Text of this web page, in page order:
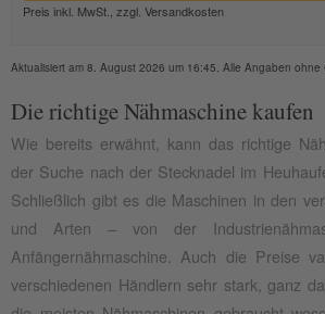
Preis inkl. MwSt., zzgl. Versandkosten
Aktualisiert am 8. August 2026 um 16:45. Alle Angaben ohne
Die richtige Nähmaschine kaufen
Wie bereits erwähnt, kann das richtige
der Suche nach der Stecknadel im
Schließlich gibt es die Maschinen in den
und Arten – von der
Anfängernähmaschine. Auch die Preise
verschiedenen Händlern sehr stark, ganz